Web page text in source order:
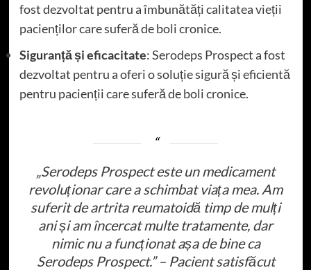
fost dezvoltat pentru a îmbunătăți calitatea vieții
pacienților care suferă de boli cronice.
Siguranță și eficacitate: Serodeps Prospect a fost
dezvoltat pentru a oferi o soluție sigură și eficientă
pentru pacienții care suferă de boli cronice.
„Serodeps Prospect este un medicament
revoluționar care a schimbat viața mea. Am
suferit de artrita reumatoidă timp de mulți
ani și am încercat multe tratamente, dar
nimic nu a funcționat așa de bine ca
Serodeps Prospect.” – Pacient satisfăcut